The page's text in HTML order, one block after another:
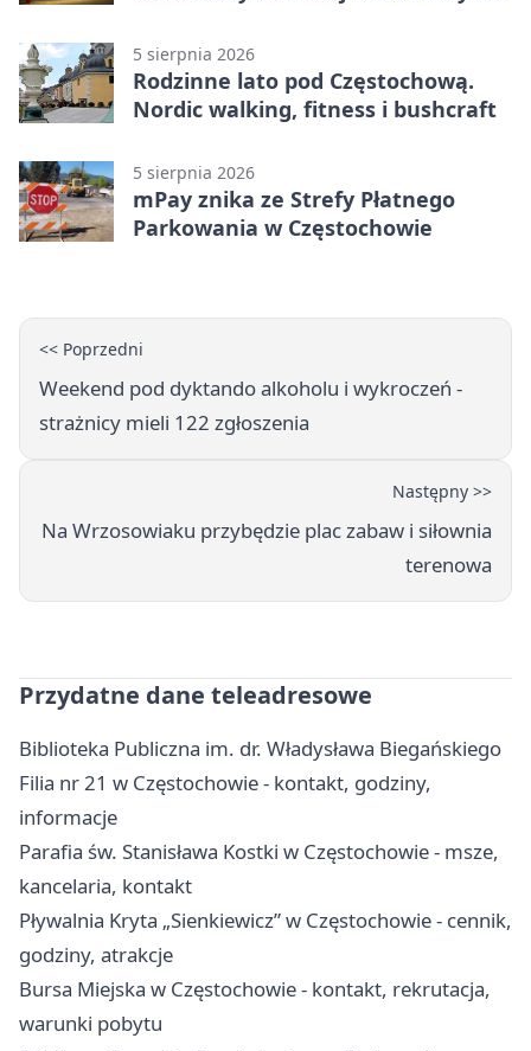
5 sierpnia 2026
Rodzinne lato pod Częstochową.
Nordic walking, fitness i bushcraft
5 sierpnia 2026
mPay znika ze Strefy Płatnego
Parkowania w Częstochowie
<< Poprzedni
Weekend pod dyktando alkoholu i wykroczeń -
strażnicy mieli 122 zgłoszenia
Następny >>
Na Wrzosowiaku przybędzie plac zabaw i siłownia
terenowa
Przydatne dane teleadresowe
Biblioteka Publiczna im. dr. Władysława Biegańskiego
Filia nr 21 w Częstochowie - kontakt, godziny,
informacje
Parafia św. Stanisława Kostki w Częstochowie - msze,
kancelaria, kontakt
Pływalnia Kryta „Sienkiewicz” w Częstochowie - cennik,
godziny, atrakcje
Bursa Miejska w Częstochowie - kontakt, rekrutacja,
warunki pobytu